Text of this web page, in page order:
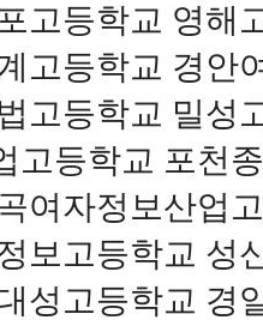
고등학교 영해
고등학교 경안
고등학교 밀성
고등학교 포천
여자정보산업
보고등학교 성
성고등학교 경